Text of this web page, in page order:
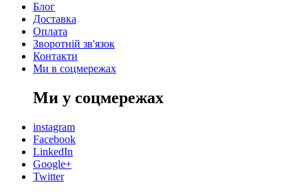
Блог
Доставка
Оплата
Зворотній зв'язок
Контакти
Ми в соцмережах
Ми у соцмережах
instagram
Facebook
LinkedIn
Google+
Twitter